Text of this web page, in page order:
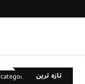
تازہ ترین
Uncategorized